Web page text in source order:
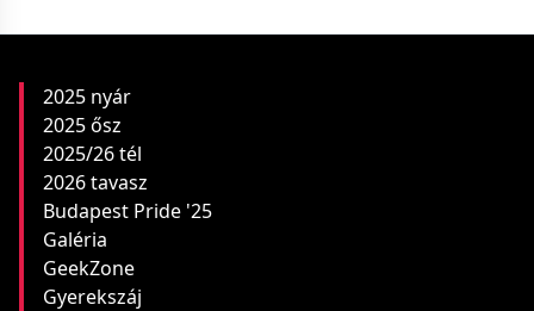
2025 nyár
2025 ősz
2025/26 tél
2026 tavasz
Budapest Pride '25
Galéria
GeekZone
Gyerekszáj